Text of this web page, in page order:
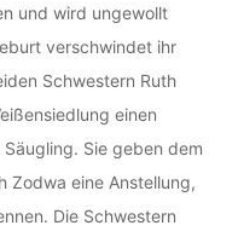
und wird ungewollt
verschwindet ihr
Schwestern Ruth
einen
Sie geben dem
Zodwa eine Anstellung,
Die Schwestern